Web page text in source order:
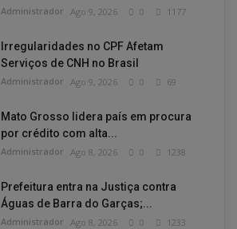
Administrador Ago 9, 2026 0 1177
Irregularidades no CPF Afetam
Serviços de CNH no Brasil
Administrador Ago 9, 2026 0 69
Mato Grosso lidera país em procura
por crédito com alta...
Administrador Ago 8, 2026 0 1238
Prefeitura entra na Justiça contra
Águas de Barra do Garças;...
Administrador Ago 8, 2026 0 1233